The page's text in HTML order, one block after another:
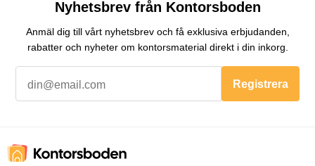
Nyhetsbrev från Kontorsboden
Anmäl dig till vårt nyhetsbrev och få exklusiva erbjudanden,
rabatter och nyheter om kontorsmaterial direkt i din inkorg.
Registrera